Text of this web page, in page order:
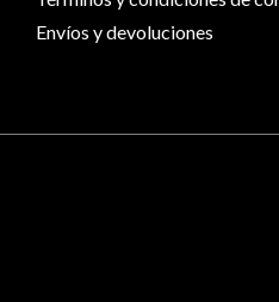
Envíos y devoluciones